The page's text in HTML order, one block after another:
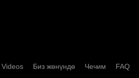
Videos Биз жөнүндө Чечим FAQ